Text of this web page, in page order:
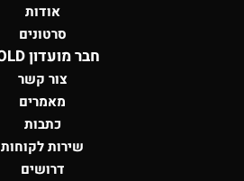
אודות
סרטונים
חבר מועדון GOLD
צור קשר
מאמרים
כתבות
שירות לקוחות
דרושים